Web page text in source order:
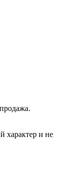
характер и не